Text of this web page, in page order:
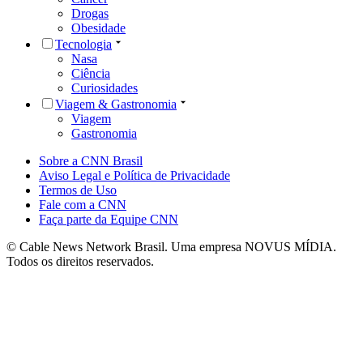
Drogas
Obesidade
Tecnologia
Nasa
Ciência
Curiosidades
Viagem & Gastronomia
Viagem
Gastronomia
Sobre a CNN Brasil
Aviso Legal e Política de Privacidade
Termos de Uso
Fale com a CNN
Faça parte da Equipe CNN
© Cable News Network Brasil. Uma empresa NOVUS MÍDIA.
Todos os direitos reservados.